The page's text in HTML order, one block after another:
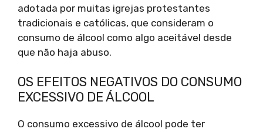
adotada por muitas igrejas protestantes
tradicionais e católicas, que consideram o
consumo de álcool como algo aceitável desde
que não haja abuso.
OS EFEITOS NEGATIVOS DO CONSUMO
EXCESSIVO DE ÁLCOOL
O consumo excessivo de álcool pode ter